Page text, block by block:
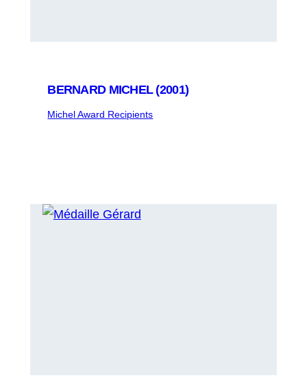
BERNARD MICHEL (2001)
Michel Award Recipients